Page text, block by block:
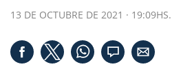
13 DE OCTUBRE DE 2021 · 19:09HS.